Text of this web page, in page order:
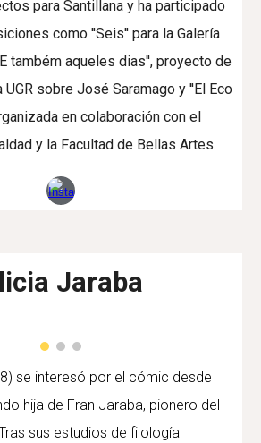
para Santillana y ha participado
como ''Seis'' para la Galería
também aqueles dias'', proyecto de
sobre José Saramago y ''El Eco
en colaboración con el
y la Facultad de Bellas Artes.
Jaraba
se interesó por el cómic desde
hija de Fran Jaraba, pionero del
sus estudios de filología